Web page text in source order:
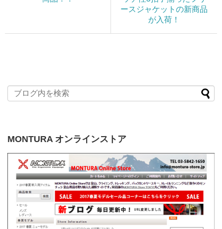
ースジャケットの新商品
が入荷！
MONTURA オンラインストア